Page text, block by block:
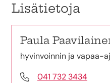
Lisätietoja
Paula
hyvinvoinnin ja vapaa-
041 732 3434